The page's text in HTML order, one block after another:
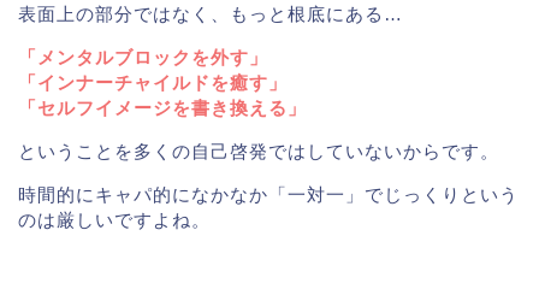
表面上の部分ではなく、もっと根底にある…
「メンタルブロックを外す」
「インナーチャイルドを癒す」
「セルフイメージを書き換える」
ということを多くの自己啓発ではしていないからです。
時間的にキャパ的になかなか「一対一」でじっくりという
のは厳しいですよね。